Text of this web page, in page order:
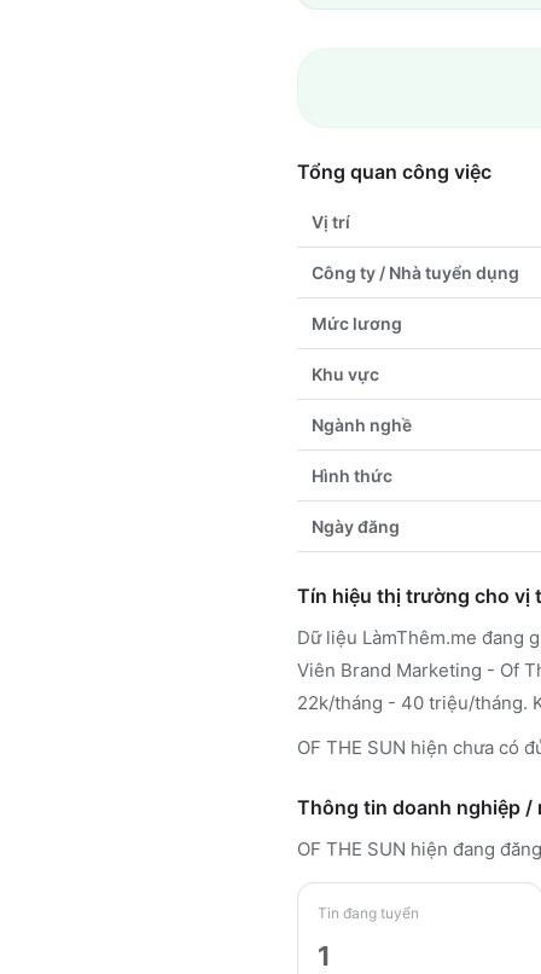
Tổng quan công việc
Vị trí
Công ty / Nhà tuyển dụng
Mức lương
Khu vực
Ngành nghề
Hình thức
Ngày đăng
Tín hiệu thị trường cho vị
Dữ liệu LàmThêm.me đang
Viên Brand Marketing - Of
22k/tháng - 40 triệu/tháng.
OF THE SUN hiện chưa có
Thông tin doanh nghiệp /
OF THE SUN hiện đang
Tin đang tuyển
1